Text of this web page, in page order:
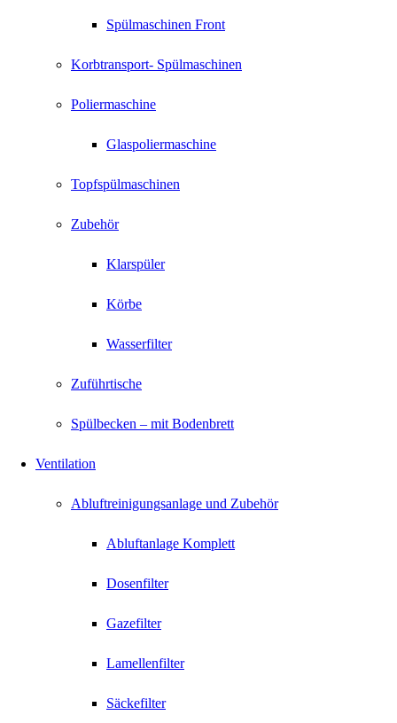
Spülmaschinen Front
Korbtransport- Spülmaschinen
Poliermaschine
Glaspoliermaschine
Topfspülmaschinen
Zubehör
Klarspüler
Körbe
Wasserfilter
Zuführtische
Spülbecken – mit Bodenbrett
Ventilation
Abluftreinigungsanlage und Zubehör
Abluftanlage Komplett
Dosenfilter
Gazefilter
Lamellenfilter
Säckefilter